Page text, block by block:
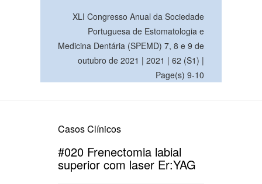
XLI Congresso Anual da Sociedade
Portuguesa de Estomatologia e
Medicina Dentária (SPEMD) 7, 8 e 9 de
outubro de 2021 | 2021 | 62 (S1) |
Page(s) 9-10
Casos Clínicos
#020 Frenectomia labial
superior com laser Er:YAG